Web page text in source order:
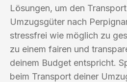
Lösungen, um den
Umzugsgüter nach
stressfrei wie möglich zu
zu einem fairen und
deinem Budget entspricht.
beim Transport deiner